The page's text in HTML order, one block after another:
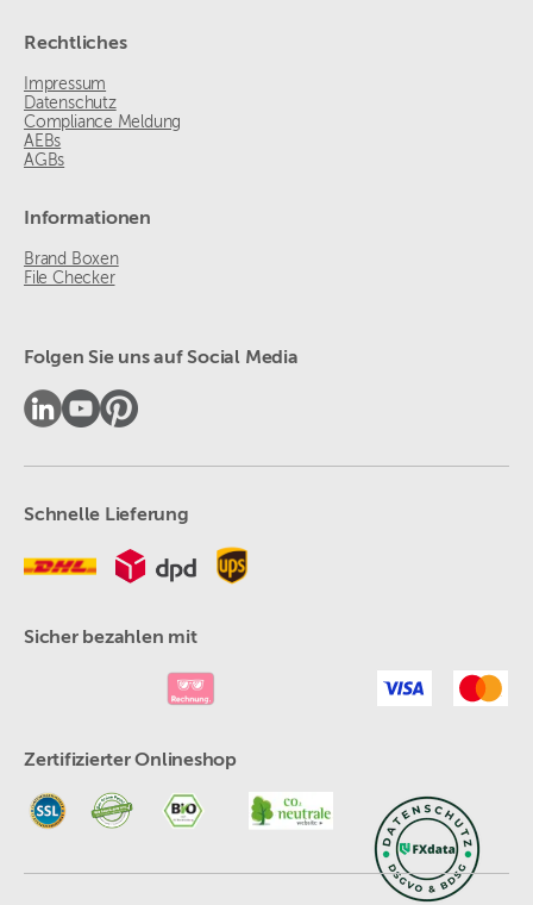
Rechtliches
Impressum
Datenschutz
Compliance Meldung
AEBs
AGBs
Informationen
Brand Boxen
File Checker
Folgen Sie uns auf Social Media
Schnelle Lieferung
Sicher bezahlen mit
Zertifizierter Onlineshop